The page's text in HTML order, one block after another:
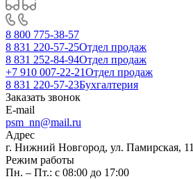
8 800 775-38-57
8 831 220-57-25Отдел продаж
8 831 252-84-94Отдел продаж
+7 910 007-22-21Отдел продаж
8 831 220-57-23Бухгалтерия
Заказать звонок
E-mail
psm_nn@mail.ru
Адрес
г. Нижний Новгород, ул. Памирская, 11
Режим работы
Пн. – Пт.: с 08:00 до 17:00